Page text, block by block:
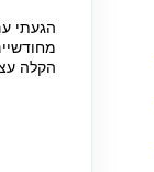
הגעתי
הקלה